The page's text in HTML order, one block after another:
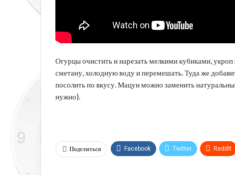
Огурцы очистить и нарезать мелкими кубиками,
сметану, холодную воду и перемешать. Туда же
посолить по вкусу. Мацун можно заменить
нужно).
Поделиться Facebook Twitter ReddIt